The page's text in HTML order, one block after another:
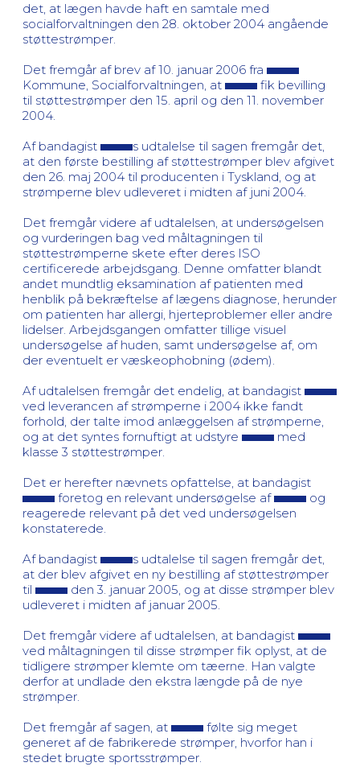
det, at lægen havde haft en samtale med
socialforvaltningen den 28. oktober 2004 angående
støttestrømper.
Det fremgår af brev af 10. januar 2006 fra
Kommune, Socialforvaltningen, at
fik bevilling
til støttestrømper den 15. april og den 11. november
2004.
Af bandagist
s udtalelse til sagen fremgår det,
at den første bestilling af støttestrømper blev afgivet
den 26. maj 2004 til producenten i Tyskland, og at
strømperne blev udleveret i midten af juni 2004.
Det fremgår videre af udtalelsen, at undersøgelsen
og vurderingen bag ved måltagningen til
støttestrømperne skete efter deres ISO
certificerede arbejdsgang. Denne omfatter blandt
andet mundtlig eksamination af patienten med
henblik på bekræftelse af lægens diagnose, herunder
om patienten har allergi, hjerteproblemer eller andre
lidelser. Arbejdsgangen omfatter tillige visuel
undersøgelse af huden, samt undersøgelse af, om
der eventuelt er væskeophobning (ødem).
Af udtalelsen fremgår det endelig, at bandagist
ved leverancen af strømperne i 2004 ikke fandt
forhold, der talte imod anlæggelsen af strømperne,
og at det syntes fornuftigt at udstyre
med
klasse 3 støttestrømper.
Det er herefter nævnets opfattelse, at bandagist
foretog en relevant undersøgelse af
og
reagerede relevant på det ved undersøgelsen
konstaterede.
Af bandagist
s udtalelse til sagen fremgår det,
at der blev afgivet en ny bestilling af støttestrømper
til
den 3. januar 2005, og at disse strømper blev
udleveret i midten af januar 2005.
Det fremgår videre af udtalelsen, at bandagist
ved måltagningen til disse strømper fik oplyst, at de
tidligere strømper klemte om tæerne. Han valgte
derfor at undlade den ekstra længde på de nye
strømper.
Det fremgår af sagen, at
følte sig meget
generet af de fabrikerede strømper, hvorfor han i
stedet brugte sportsstrømper.